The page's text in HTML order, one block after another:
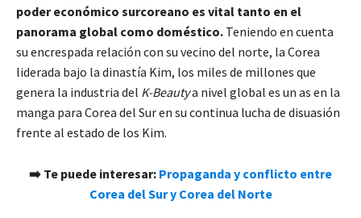
poder económico surcoreano es vital tanto en el
panorama global como doméstico. Teniendo en cuenta
su encrespada relación con su vecino del norte, la Corea
liderada bajo la dinastía Kim, los miles de millones que
genera la industria del K-Beautya nivel global es un as en la
manga para Corea del Sur en su continua lucha de disuasión
frente al estado de los Kim.
➡️ Te puede interesar: Propaganda y conflicto entre
Corea del Sur y Corea del Norte